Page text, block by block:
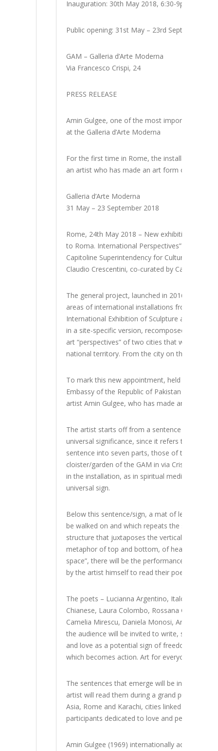
Inauguration: 30th May 2018, 6:30-9pm
Public opening: 31st May – 23rd September
GAM – Galleria d’Arte Moderna
Via Francesco Crispi, 24
PRESS RELEASE
Amin Gulgee, one of the most important
at the Galleria d’Arte Moderna
For the first time in Rome, the installation “7”
an artist who has made an art form out of
Galleria d’Arte Moderna
31 May – 23 September 2018
Rome, 24th May 2018 – New exhibition
to Roma. International Perspectives”
Capitoline Superintendency for Cultural
Claudio Crescentini, co-curated by Carlotta
The general project, launched in 2016, is
areas of international installations from
International Exhibition of Sculpture and
in a site-specific version, recomposed and
art “perspectives” of two cities that work to
national territory. From the city on the lagoon
To mark this new appointment, held in
Embassy of the Republic of Pakistan in Italy,
artist Amin Gulgee, who has made an art form
The artist starts off from a sentence in Arabic,
universal significance, since it refers to peace
sentence into seven parts, those of the title,
cloister/garden of the GAM in via Crispi. The
in the installation, as in spiritual meditation,
universal sign.
Below this sentence/sign, a mat of letters in
be walked on and which repeats the same
structure that juxtaposes the vertical lines of
metaphor of top and bottom, of heaven and
space”, there will be the performance
by the artist himself to read their poems and
The poets – Lucianna Argentino, Italo
Chianese, Laura Colombo, Rossana Coratella,
Camelia Mirescu, Daniela Monosi, Angelo
the audience will be invited to write, still
and love as a potential sign of freedom of
which becomes action. Art for everyone,
The sentences that emerge will be inserted in
artist will read them during a grand public
Asia, Rome and Karachi, cities linked by the
participants dedicated to love and peace.
Amin Gulgee (1969) internationally acclaimed